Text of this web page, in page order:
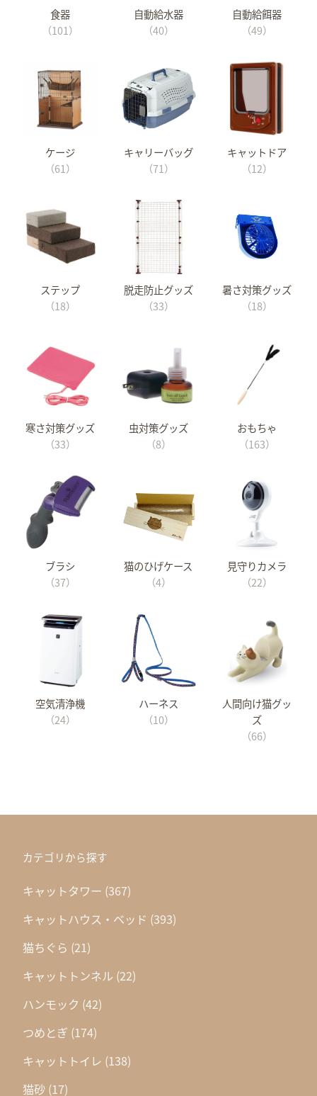
食器
（101）
自動給水器
（40）
自動給餌器
（49）
ケージ
（61）
キャリーバッグ
（71）
キャットドア
（12）
ステップ
（18）
脱走防止グッズ
（33）
暑さ対策グッズ
（18）
寒さ対策グッズ
（33）
虫対策グッズ
（8）
おもちゃ
（163）
ブラシ
（37）
猫のひげケース
（4）
見守りカメラ
（22）
空気清浄機
（24）
ハーネス
（10）
人間向け猫グッ
ズ
（66）
カテゴリから探す
キャットタワー (367)
キャットハウス・ベッド (393)
猫ちぐら (21)
キャットトンネル (22)
ハンモック (42)
つめとぎ (174)
キャットトイレ (138)
猫砂 (17)